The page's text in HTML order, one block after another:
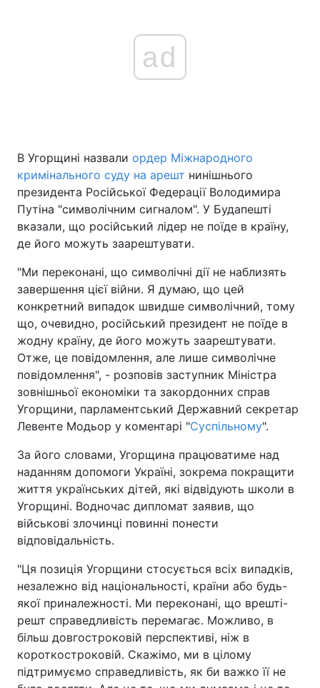
ad
В Угорщині назвали ордер Міжнародного
кримінального суду на арешт нинішнього
президента Російської Федерації Володимира
Путіна "символічним сигналом". У Будапешті
вказали, що російський лідер не поїде в країну,
де його можуть заарештувати.
"Ми переконані, що символічні дії не наблизять
завершення цієї війни. Я думаю, що цей
конкретний випадок швидше символічний, тому
що, очевидно, російський президент не поїде в
жодну країну, де його можуть заарештувати.
Отже, це повідомлення, але лише символічне
повідомлення", - розповів заступник Міністра
зовнішньої економіки та закордонних справ
Угорщини, парламентський Державний секретар
Левенте Модьор у коментарі "Суспільному".
За його словами, Угорщина працюватиме над
наданням допомоги Україні, зокрема покращити
життя українських дітей, які відвідують школи в
Угорщині. Водночас дипломат заявив, що
військові злочинці повинні понести
відповідальність.
"Ця позиція Угорщини стосується всіх випадків,
незалежно від національності, країни або будь-
якої приналежності. Ми переконані, що врешті-
решт справедливість перемагає. Можливо, в
більш довгостроковій перспективі, ніж в
короткостроковій. Скажімо, ми в цілому
підтримуємо справедливість, як би важко її не